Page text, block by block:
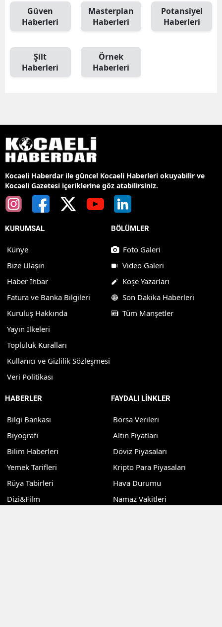
Güven
Haberleri
Masterplan
Haberleri
Potansiyel
Haberleri
Şilt
Haberleri
Örnek
Haberleri
Kocaeli Haberdar ile güncel Kocaeli Haberleri okuyabilir ve
Kocaeli Gazetesi içeriklerine göz atabilirsiniz.
KURUMSAL
Künye
Bize Ulaşın
Haber İhbar
Fatura ve Banka Bilgileri
Kuruluş Hakkında
Yayın İlkeleri
Topluluk Kuralları
Kullanıcı ve Gizlilik Sözleşmesi
Veri Politikası
BÖLÜMLER
Foto Galeri
Video Galeri
Köşe Yazarları
Son Dakika Haberleri
Tüm Manşetler
HABERLER
Bilgi Bankası
Biyografi
Bilim Haberleri
Yemek Tarifleri
Rüya Tabirleri
Dizi&Film
FAYDALI LİNKLER
Borsa Verileri
Altın Fiyatları
Döviz Piyasaları
Kripto Para Piyasaları
Hava Durumu
Namaz Vakitleri